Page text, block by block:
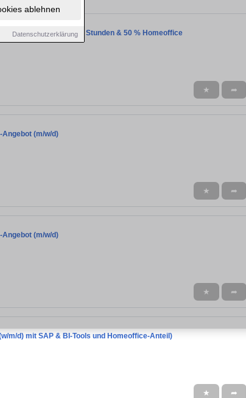
ablehnen
Datenschutzerklärung
Engineer (m/w/d) // 35 Stunden & 50 % Homeoffice
★ ➦
(m/w/d)
★ ➦
(m/w/d)
★ ➦
m/d) mit SAP & BI-Tools und Homeoffice-Anteil)
★ ➦